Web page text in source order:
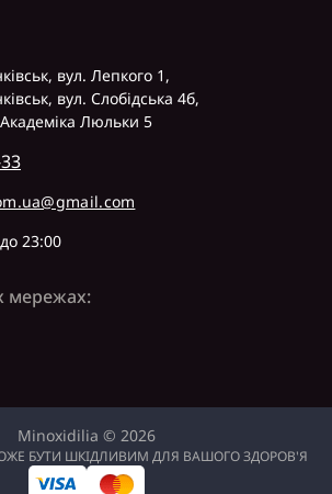
вул. Лепкого 1,
вул. Слобідська 4б,
Люльки 5
23:00
мережах:
Minoxidilia © 2026
БУТИ ШКІДЛИВИМ ДЛЯ ВАШОГО ЗДОРОВ'Я